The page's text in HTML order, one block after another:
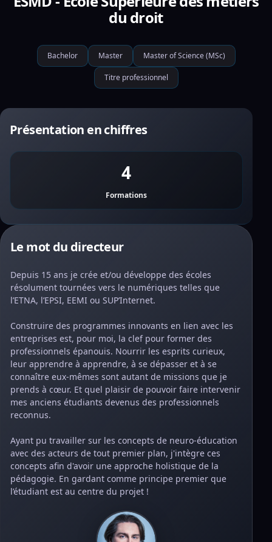
du droit
Bachelor Master Master of Science (MSc)
Titre professionnel
Présentation en chiffres
4
Formations
Le mot du directeur
Depuis 15 ans je crée et/ou développe des écoles
résolument tournées vers le numériques telles que
l’ETNA, l’EPSI, EEMI ou SUP’Internet.
Construire des programmes innovants en lien avec les
entreprises est, pour moi, la clef pour former des
professionnels épanouis. Nourrir les esprits curieux,
leur apprendre à apprendre, à se dépasser et à se
connaître eux-mêmes sont autant de missions que je
prends à cœur. Et quel plaisir de pouvoir faire intervenir
mes anciens étudiants devenus des professionnels
reconnus.
Ayant pu travailler sur les concepts de neuro-éducation
avec des acteurs de tout premier plan, j'intègre ces
concepts afin d'avoir une approche holistique de la
pédagogie. En gardant comme principe premier que
l’étudiant est au centre du projet !